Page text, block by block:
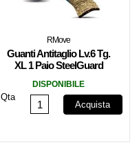
RMove
Guanti Antitaglio Lv.6 Tg.
XL 1 Paio SteelGuard
DISPONIBILE
Qta
Acquista